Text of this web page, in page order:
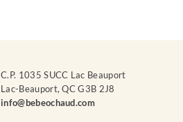
C.P. 1035 SUCC Lac Beauport
Lac-Beauport, QC G3B 2J8
info@bebeochaud.com